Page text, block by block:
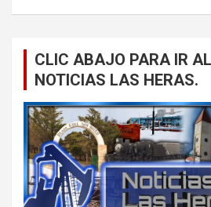
CLIC ABAJO PARA IR
NOTICIAS LAS HERAS.